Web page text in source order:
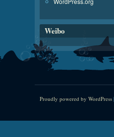
Weibo
Proudly powered by WordPress |